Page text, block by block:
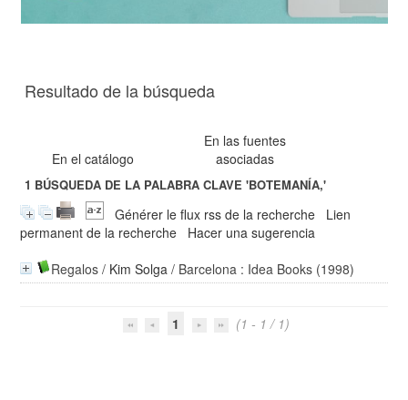
Resultado de la búsqueda
En el catálogo
En las fuentes
asociadas
1 BÚSQUEDA DE LA PALABRA CLAVE'BOTEMANÍA,'
Générer le flux rss de la recherche
Lien
permanent de la recherche
Hacer una sugerencia
Regalos / Kim Solga / Barcelona : Idea Books (1998)
1 (1 - 1 / 1)